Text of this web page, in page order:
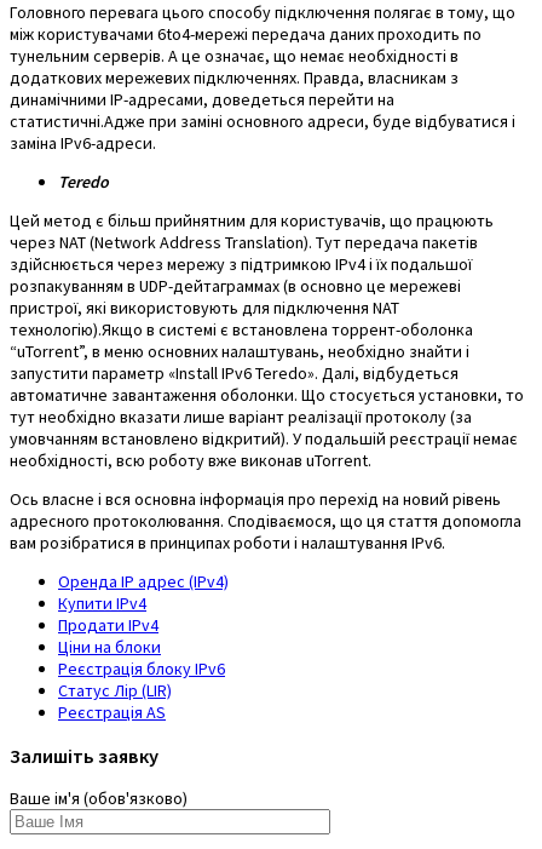
Головного перевага цього способу підключення полягає в тому, що
між користувачами 6to4-мережі передача даних проходить по
тунельним серверів. А це означає, що немає необхідності в
додаткових мережевих підключеннях. Правда, власникам з
динамічними IP-адресами, доведеться перейти на
статистичні.Адже при заміні основного адреси, буде відбуватися і
заміна IPv6-адреси.
Teredo
Цей метод є більш прийнятним для користувачів, що працюють
через NAT (Network Address Translation). Тут передача пакетів
здійснюється через мережу з підтримкою IPv4 і їх подальшої
розпакуванням в UDP-дейтаграммах (в основно це мережеві
пристрої, які використовують для підключення NAT
технологію).Якщо в системі є встановлена ​​торрент-оболонка
“uTorrent”, в меню основних налаштувань, необхідно знайти і
запустити параметр «Install IPv6 Teredo». Далі, відбудеться
автоматичне завантаження оболонки. Що стосується установки, то
тут необхідно вказати лише варіант реалізації протоколу (за
умовчанням встановлено відкритий). У подальшій реєстрації немає
необхідності, всю роботу вже виконав uTorrent.
Ось власне і вся основна інформація про перехід на новий рівень
адресного протоколювання. Сподіваємося, що ця стаття допомогла
вам розібратися в принципах роботи і налаштування IPv6.
Оренда IP адрес (IPv4)
Купити IPv4
Продати IPv4
Ціни на блоки
Реєстрація блоку IPv6
Статус Лір (LIR)
Реєстрація AS
Залишіть заявку
Ваше ім'я (обов'язково)